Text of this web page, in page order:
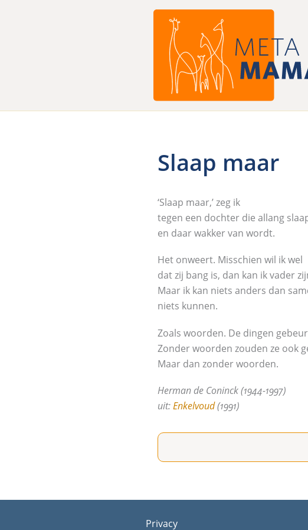
Slaap maar
‘Slaap maar,’ zeg ik
tegen een dochter die allang
en daar wakker van wordt.
Het onweert. Misschien wil ik wel
dat zij bang is, dan kan ik vader
Maar ik kan niets anders dan
niets kunnen.
Zoals woorden. De dingen
Zonder woorden zouden ze ook
Maar dan zonder woorden.
Herman de Coninck (1944-1997)
uit:Enkelvoud(1991)
Privacy